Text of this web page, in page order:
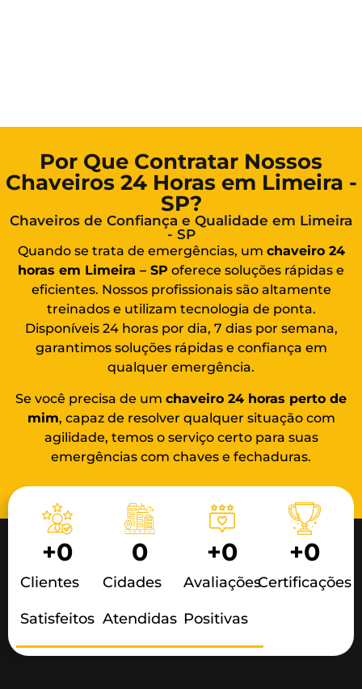
Por Que Contratar Nossos
Chaveiros 24 Horas em Limeira -
SP?
Chaveiros de Confiança e Qualidade em Limeira
- SP
Quando se trata de emergências, um chaveiro 24
horas em Limeira – SP oferece soluções rápidas e
eficientes. Nossos profissionais são altamente
treinados e utilizam tecnologia de ponta.
Disponíveis 24 horas por dia, 7 dias por semana,
garantimos soluções rápidas e confiança em
qualquer emergência.
Se você precisa de um chaveiro 24 horas perto de
mim, capaz de resolver qualquer situação com
agilidade, temos o serviço certo para suas
emergências com chaves e fechaduras.
Clientes
Satisfeitos
+0
Cidades
Atendidas
0
Avaliações
Positivas
+0
Certificações
+0